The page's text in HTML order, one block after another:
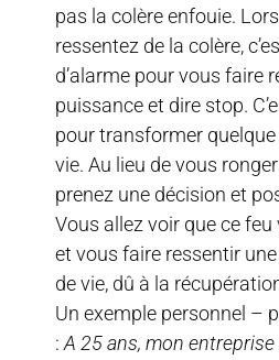
pas la colère enfouie.
ressentez de la colère,
d’alarme pour vous faire
puissance et dire stop.
pour transformer
vie. Au lieu de vous
prenez une décision et
Vous allez voir que ce
et vous faire ressentir
de vie, dû à la
Un exemple personnel –
:A 25 ans, mon